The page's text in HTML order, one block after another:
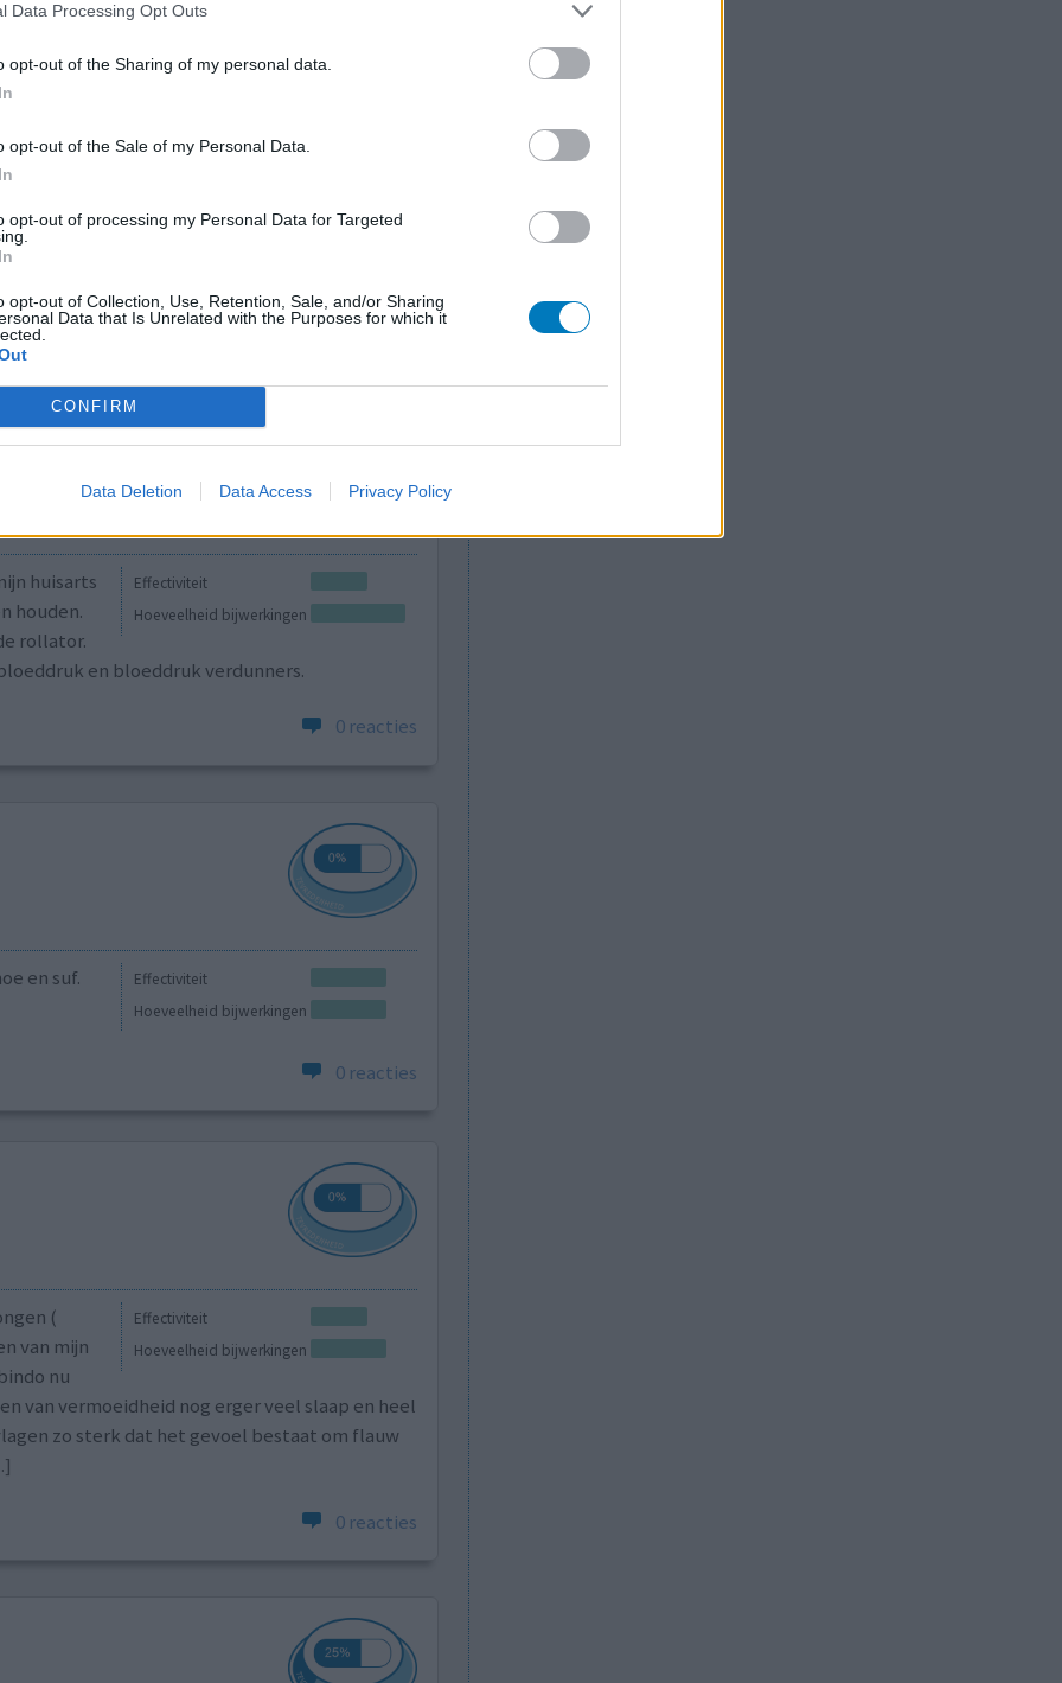
Data Processing Opt Outs
opt-out of the Sharing of my personal data.
opt-out of the Sale of my Personal Data.
opt-out of processing my Personal Data for Targeted
opt-out of Collection, Use, Retention, Sale, and/or Sharing
Data that Is Unrelated with the Purposes for which it
CONFIRM
Data Deletion Data Access Privacy Policy
na het
ziek voelen. Ben direct gestopt. Na een
Ik wilde de originele maar helaas word je
en
Effectiviteit
Hoeveelheid bijwerkingen
huisarts
houden.
rollator.
en bloeddruk verdunners.
0 reacties
Effectiviteit
Hoeveelheid bijwerkingen
en suf.
0 reacties
Effectiviteit
Hoeveelheid bijwerkingen
(
van mijn
nu
van vermoeidheid nog erger veel slaap en heel
zo sterk dat het gevoel bestaat om flauw
0 reacties